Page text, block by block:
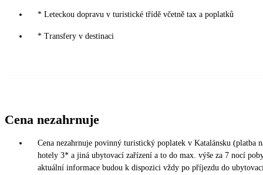
* Leteckou dopravu v turistické třídě včetně tax a poplatků
* Transfery v destinaci
Cena nezahrnuje
Cena nezahrnuje povinný turistický poplatek v Katalánsku (platba
hotely 3* a jiná ubytovací zařízení a to do max. výše za 7 nocí
aktuální informace budou k dispozici vždy po příjezdu do